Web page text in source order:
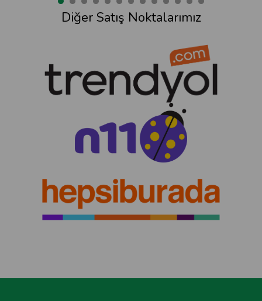
Diğer Satış Noktalarımız